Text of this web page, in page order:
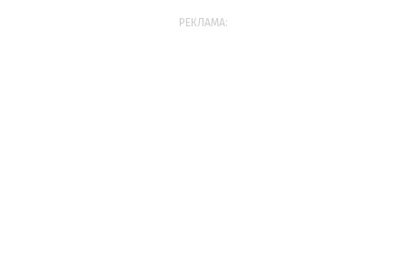
РЕКЛАМА: